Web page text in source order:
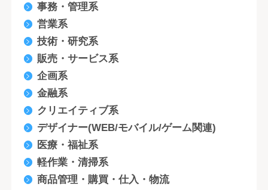
事務・管理系
営業系
技術・研究系
販売・サービス系
企画系
金融系
クリエイティブ系
デザイナー(WEB/モバイル/ゲーム関連)
医療・福祉系
軽作業・清掃系
商品管理・購買・仕入・物流